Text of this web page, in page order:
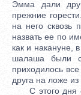
Эмма дали
прежние
на него сквозь
назвать ее по
как и накануне,
шалаша были
приходилось
друга на ложе из
С этого дня